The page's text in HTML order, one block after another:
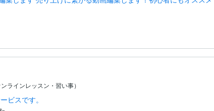
ラインレッスン・習い事）
ビスです。